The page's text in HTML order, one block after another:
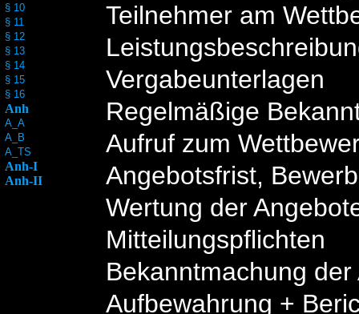
§ 10
§ 11
§ 12
§ 13
§ 14
§ 15
§ 16
Anh
A_A
A_B
A_TS
Anh-I
Anh-II
Teilnehmer am
Vergabeunterlagen
Regelmäßige
Aufruf zum
Angebotsfrist,
Wertung der
Mitteilungspflichten
Bekanntmachung
Aufbewahrung +